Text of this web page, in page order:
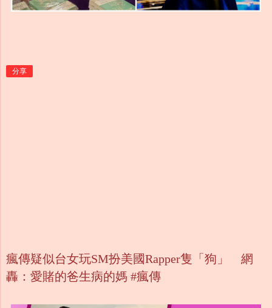
分享
瘋傳疑似台女玩SM扮美國Rapper隻「狗」 網
轟：愛賭的爸生病的媽 #瘋傳